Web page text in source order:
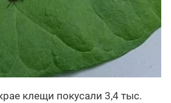
клещи покусали 3,4 тыс.